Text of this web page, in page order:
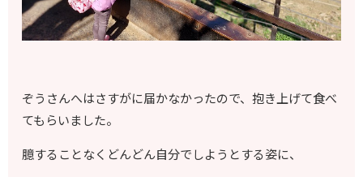
ぞうさんへはさすがに届かなかったので、抱き上げて食べ
てもらいました。
臆することなくどんどん自分でしようとする姿に、